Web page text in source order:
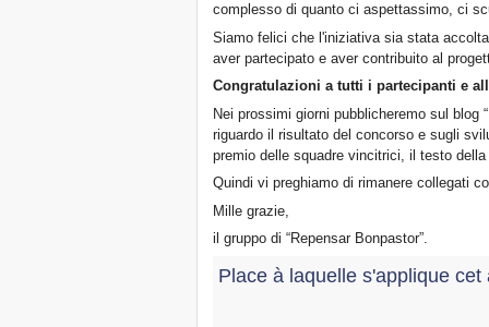
complesso di quanto ci aspettassimo, ci
Siamo felici che l'iniziativa sia stata
aver partecipato e aver contribuito al
Congratulazioni a tutti i partecipanti e
Nei prossimi giorni pubblicheremo sul blog
riguardo il risultato del concorso e sugli
premio delle squadre vincitrici, il testo
Quindi vi preghiamo di rimanere collegati
Mille grazie,
il gruppo di “Repensar Bonpastor”.
Place à laquelle s'applique cet